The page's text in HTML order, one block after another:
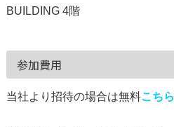
BUILDING 4階
参加費用
当社より招待の場合は無料こちら